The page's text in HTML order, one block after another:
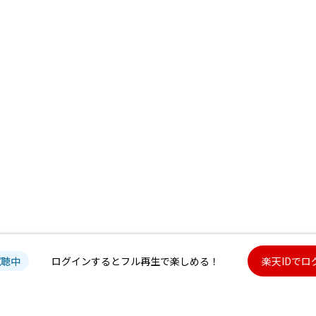
中 ログインするとフル再生で楽しめる！ 楽天IDでロ